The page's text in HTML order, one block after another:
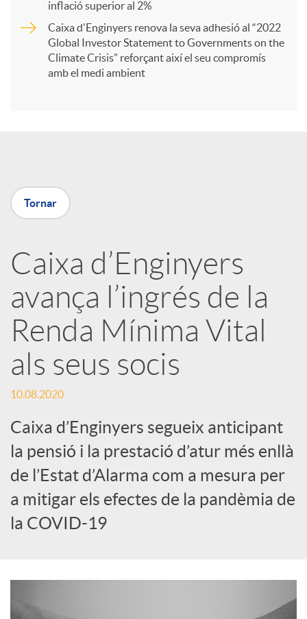
X
a
r
x
e
s
S
o
c
i
inflació superior al 2%
Caixa d'Enginyers renova la seva adhesió al “2022
Global Investor Statement to Governments on the
Climate Crisis” reforçant així el seu compromís
amb el medi ambient
Tornar
Caixa d’Enginyers
avança l’ingrés de la
Renda Mínima Vital
als seus socis
10.08.2020
Caixa d’Enginyers segueix anticipant
la pensió i la prestació d’atur més enllà
de l’Estat d’Alarma com a mesura per
a mitigar els efectes de la pandèmia de
la COVID-19